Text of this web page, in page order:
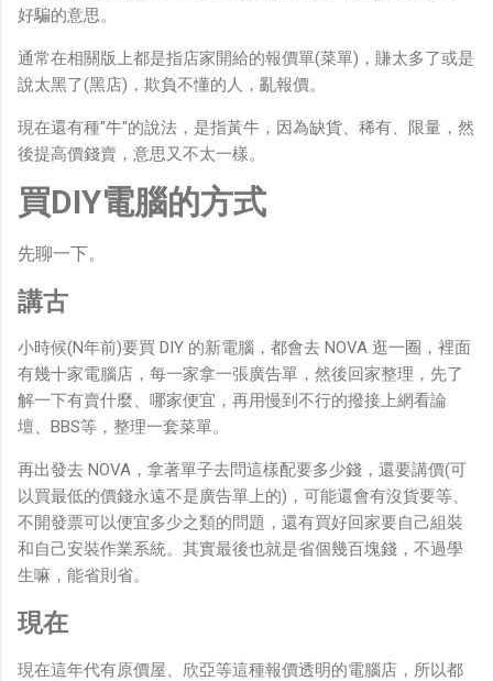
好騙的意思。
通常在相關版上都是指店家開給的報價單(菜單)，賺太多了或是
說太黑了(黑店)，欺負不懂的人，亂報價。
現在還有種"牛"的說法，是指黃牛，因為缺貨、稀有、限量，然
後提高價錢賣，意思又不太一樣。
買DIY電腦的方式
先聊一下。
講古
小時候(N年前)要買 DIY 的新電腦，都會去 NOVA 逛一圈，裡面
有幾十家電腦店，每一家拿一張廣告單，然後回家整理，先了
解一下有賣什麼、哪家便宜，再用慢到不行的撥接上網看論
壇、BBS等，整理一套菜單。
再出發去 NOVA，拿著單子去問這樣配要多少錢，還要講價(可
以買最低的價錢永遠不是廣告單上的)，可能還會有沒貨要等、
不開發票可以便宜多少之類的問題，還有買好回家要自己組裝
和自己安裝作業系統。其實最後也就是省個幾百塊錢，不過學
生嘛，能省則省。
現在
現在這年代有原價屋、欣亞等這種報價透明的電腦店，所以都